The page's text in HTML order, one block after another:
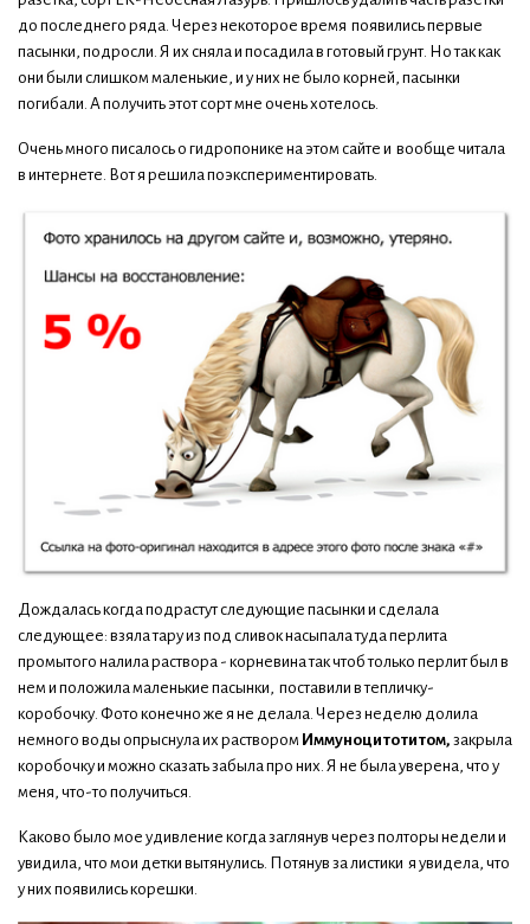
до последнего ряда. Через некоторое время появились первые
пасынки, подросли. Я их сняла и посадила в готовый грунт. Но так как
они были слишком маленькие, и у них не было корней, пасынки
погибали. А получить этот сорт мне очень хотелось.
Очень много писалось о гидропонике на этом сайте и вообще читала
в интернете. Вот я решила поэкспериментировать.
Дождалась когда подрастут следующие пасынки и сделала
следующее: взяла тару из под сливок насыпала туда перлита
промытого налила раствора - корневина так чтоб только перлит был в
нем и положила маленькие пасынки, поставили в тепличку-
коробочку. Фото конечно же я не делала. Через неделю долила
немного воды опрыснула их раствором Иммуноцитотитом, закрыла
коробочку и можно сказать забыла про них. Я не была уверена, что у
меня, что-то получиться.
Каково было мое удивление когда заглянув через полторы недели и
увидила, что мои детки вытянулись. Потянув за листики я увидела, что
у них появились корешки.